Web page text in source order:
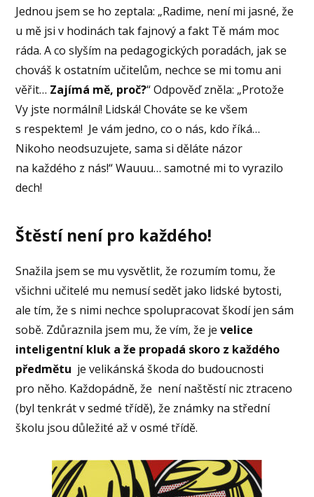
Jednou jsem se ho zeptala: „Radime, není mi jasné, že
u mě jsi v hodinách tak fajnový a fakt Tě mám moc
ráda. A co slyším na pedagogických poradách, jak se
chováš k ostatním učitelům, nechce se mi tomu ani
věřit… Zajímá mě, proč?“ Odpověď zněla: „Protože
Vy jste normální! Lidská! Chováte se ke všem
s respektem! Je vám jedno, co o nás, kdo říká…
Nikoho neodsuzujete, sama si děláte názor
na každého z nás!“ Wauuu… samotné mi to vyrazilo
dech!
Štěstí není pro každého!
Snažila jsem se mu vysvětlit, že rozumím tomu, že
všichni učitelé mu nemusí sedět jako lidské bytosti,
ale tím, že s nimi nechce spolupracovat škodí jen sám
sobě. Zdůraznila jsem mu, že vím, že jevelice
inteligentní kluk a že propadá skoro z každého
předmětu je velikánská škoda do budoucnosti
pro něho. Každopádně, že není naštěstí nic ztraceno
(byl tenkrát v sedmé třídě), že známky na střední
školu jsou důležité až v osmé třídě.